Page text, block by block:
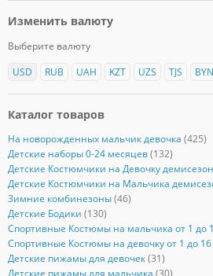
Изменить валюту
Выберите валюту
USD
RUB UAH KZT UZS TJS BYN
Каталог товаров
На новорожденных мальчик девочка (425)
Детские наборы 0-24 месяцев (132)
Детские Костюмчики на Девочку
Детские Костюмчики на Мальчика
Зимние комбинезоны (46)
Детские Бодики (130)
Спортивные Костюмы на мальчика от 1 до
Спортивные Костюмы на девочку от 1 до 16
Детские пижамы для девочек (31)
Детские пижамы для мальчика (30)